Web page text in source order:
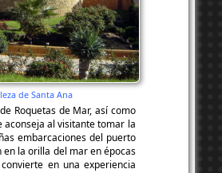
de Santa Ana
Roquetas de Mar, así como
aconseja al visitante tomar la
embarcaciones del puerto
la orilla del mar en épocas
en una experiencia